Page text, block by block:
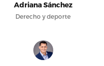
Adriana Sánchez
Derecho y deporte